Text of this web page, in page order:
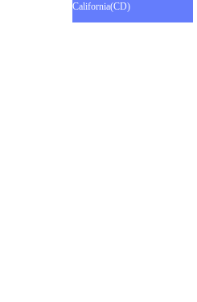
California(CD)